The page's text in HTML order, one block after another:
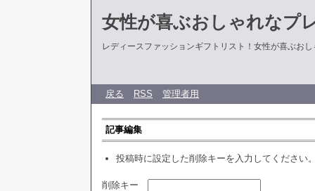
女性が喜ぶおしゃれなプ
レディースファッションギフトリスト！女性が喜ぶお
戻る RSS 管理者用
記事編集
投稿時に設定した削除キーを入力してください
削除キー